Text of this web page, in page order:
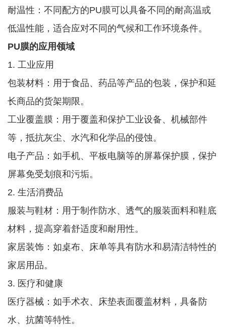
耐温性：不同配方的PU膜可以具备不同的耐高温或
低温性能，适合应对不同的气候和工作环境条件。
PU膜的应用领域
1. 工业应用
包装材料：用于食品、药品等产品的包装，保护和延
长商品的货架期限。
工业覆盖膜：用于覆盖和保护工业设备、机械部件
等，抵抗灰尘、水汽和化学品的侵蚀。
电子产品：如手机、平板电脑等的屏幕保护膜，保护
屏幕免受划痕和污垢。
2. 生活消费品
服装与鞋材：用于制作防水、透气的服装面料和鞋底
材料，提高穿着舒适度和耐用性。
家居装饰：如桌布、床单等具有防水和易清洁特性的
家居用品。
3. 医疗和健康
医疗器械：如手术衣、床垫表面覆盖材料，具备防
水、抗菌等特性。